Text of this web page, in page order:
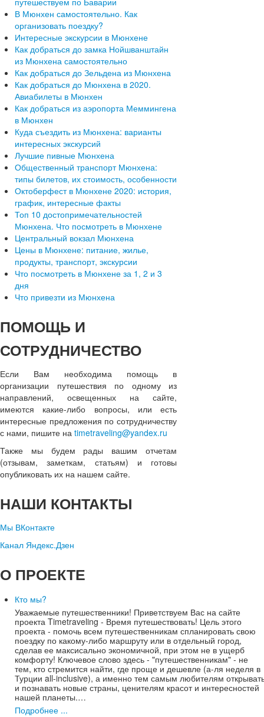
В Мюнхен самостоятельно. Как
организовать поездку?
Интересные экскурсии в Мюнхене
Как добраться до замка Нойшванштайн
из Мюнхена самостоятельно
Как добраться до Зельдена из Мюнхена
Как добраться до Мюнхена в 2020.
Авиабилеты в Мюнхен
Как добраться из аэропорта Меммингена
в Мюнхен
Куда съездить из Мюнхена: варианты
интересных экскурсий
Лучшие пивные Мюнхена
Общественный транспорт Мюнхена:
типы билетов, их стоимость, особенности
Октоберфест в Мюнхене 2020: история,
график, интересные факты
Топ 10 достопримечательностей
Мюнхена. Что посмотреть в Мюнхене
Центральный вокзал Мюнхена
Цены в Мюнхене: питание, жилье,
продукты, транспорт, экскурсии
Что посмотреть в Мюнхене за 1, 2 и 3
дня
Что привезти из Мюнхена
ПОМОЩЬ И
СОТРУДНИЧЕСТВО
Если Вам необходима помощь в
организации путешествия по одному из
направлений, освещенных на сайте,
имеются какие-либо вопросы, или есть
интересные предложения по сотрудничеству
с нами, пишите на timetraveling@yandex.ru
Также мы будем рады вашим отчетам
(отзывам, заметкам, статьям) и готовы
опубликовать их на нашем сайте.
НАШИ КОНТАКТЫ
Мы ВКонтакте
Канал Яндекс.Дзен
О ПРОЕКТЕ
Кто мы?
Уважаемые путешественники! Приветствуем Вас на сайте
проекта Timetraveling - Время путешествовать! Цель этого
проекта - помочь всем путешественникам спланировать свою
поездку по какому-либо маршруту или в отдельный город,
сделав ее максисально экономичной, при этом не в ущерб
комфорту! Ключевое слово здесь - "путешественникам" - не
тем, кто стремится найти, где проще и дешевле (а-ля неделя в
Турции all-inclusive), а именно тем самым любителям
и познавать новые страны, ценителям красот и интересностей
нашей планеты.…
Подробнее ...